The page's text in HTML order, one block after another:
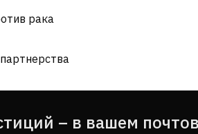
рака
– в вашем